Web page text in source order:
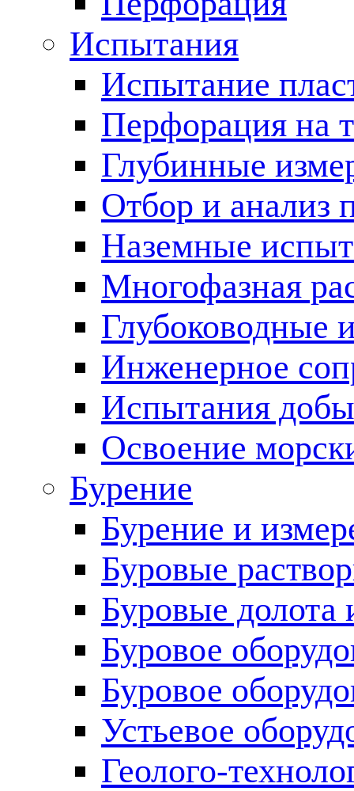
Испытания
Испытание
Перфорация на
Глубинные
Отбор и анализ
Наземные
Многофазная
Глубоководные
Инженерное
Испытания
Освоение
Бурение
Бурение и
Буровые
Буровые долота
Буровое
Буровое
Устьевое
Геолого-